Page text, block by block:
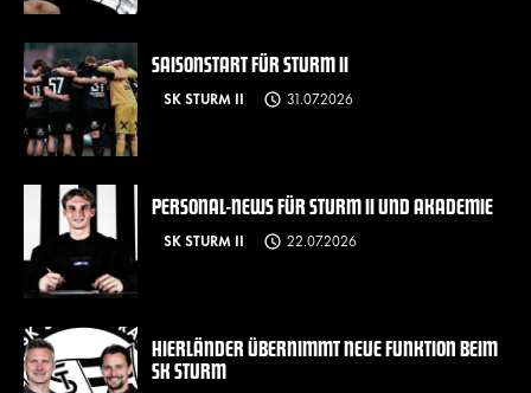
SAISONSTART FÜR STURM II
SK STURM II 31.07.2026
PERSONAL-NEWS FÜR STURM II UND AKADEMIE
SK STURM II 22.07.2026
HIERLÄNDER ÜBERNIMMT NEUE FUNKTION BEIM
SK STURM